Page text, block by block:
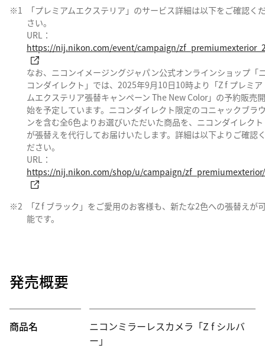
※1
「プレミアムエクステリア」のサービス詳細は以下をご確認く
さい。
URL：
https://nij.nikon.com/event/campaign/
なお、ニコンイメージングジャパン公式オンラインショップ「
コンダイレクト」では、2025年9月10日10時より「Z f プレミア
ムエクステリア張替キャンペーン The New Color」の予約販売開
始を予定しています。ニコンダイレクト限定のコニャックブラ
ンを含む全6色よりお選びいただいた商品を、ニコンダイレクト
が張替えを代行してお届けいたします。詳細は以下よりご確認
ださい。
URL：
https://nij.nikon.com/shop/u/campaign/zf_premiumexterior/
※2
「Z f ブラック」をご愛用のお客様も、新たな2色への張替えが
能です。
発売概要
商品名
ニコンミラーレスカメラ「Z f シルバ
ー」